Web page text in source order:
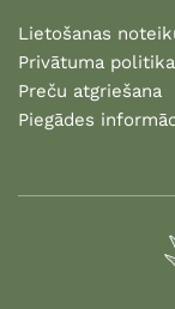
Lietošanas
Privātuma politika
Preču atgriešana
Piegādes